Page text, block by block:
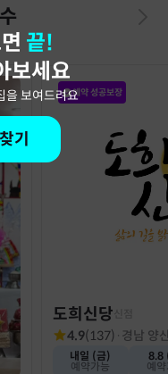
끝!
보세요
을 보여드려요
기
예약 성공보장
도희신당
4.9(137) · 경남 양
내일 (금)
예약가능
8.8
예